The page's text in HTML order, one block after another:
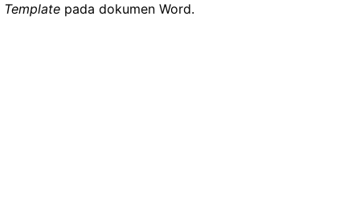
Template pada dokumen Word.